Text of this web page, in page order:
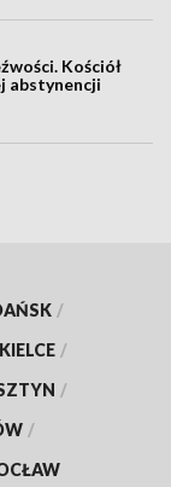
Kościół
abstynencji
/
KIELCE /
/
/